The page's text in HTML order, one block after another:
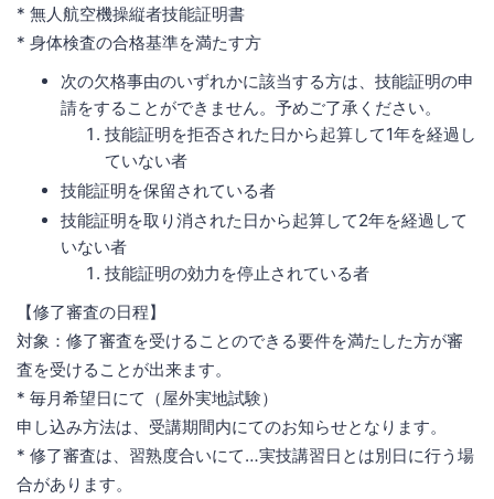
* 無人航空機操縦者技能証明書
* 身体検査の合格基準を満たす方
次の欠格事由のいずれかに該当する方は、技能証明の申
請をすることができません。予めご了承ください。
技能証明を拒否された日から起算して1年を経過し
ていない者
技能証明を保留されている者
技能証明を取り消された日から起算して2年を経過して
いない者
技能証明の効力を停止されている者
【修了審査の日程】
対象：修了審査を受けることのできる要件を満たした方が審
査を受けることが出来ます。
* 毎月希望日にて（屋外実地試験）
申し込み方法は、受講期間内にてのお知らせとなります。
* 修了審査は、習熟度合いにて…実技講習日とは別日に行う場
合があります。